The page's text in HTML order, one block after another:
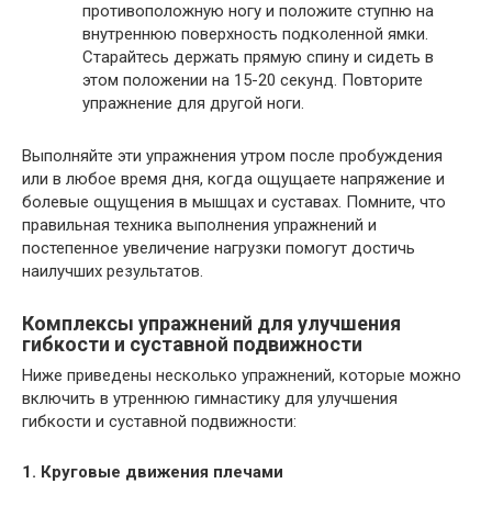
противоположную ногу и положите ступню на
внутреннюю поверхность подколенной ямки.
Старайтесь держать прямую спину и сидеть в
этом положении на 15-20 секунд. Повторите
упражнение для другой ноги.
Выполняйте эти упражнения утром после пробуждения
или в любое время дня, когда ощущаете напряжение и
болевые ощущения в мышцах и суставах. Помните, что
правильная техника выполнения упражнений и
постепенное увеличение нагрузки помогут достичь
наилучших результатов.
Комплексы упражнений для улучшения
гибкости и суставной подвижности
Ниже приведены несколько упражнений, которые можно
включить в утреннюю гимнастику для улучшения
гибкости и суставной подвижности:
1. Круговые движения плечами